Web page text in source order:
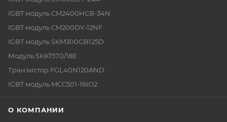
IGBT модуль CM2400HCB-34N
IGBT модуль CM200DY-12NF
IGBT модуль SKM300GB125D
Модуль SKKT570/18E
Транзистор FGL40N120AND
IGBT модуль MCC501-16IO2
О КОМПАНИИ